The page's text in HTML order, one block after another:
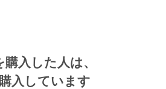
入した人は、
入しています